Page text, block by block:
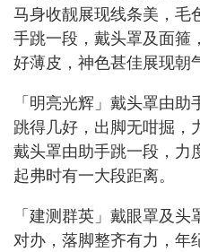
马身收靓展现线条美，毛
手跳一段，戴头罩及面箍
好薄皮，神色甚佳展现朝
「明亮光辉」戴头罩由
跳得几好，出脚无咁掘，
戴头罩由助手跳一段，力
起弗时有一大段距离。
「建测群英」戴眼罩及
对办，落脚整齐有力，年